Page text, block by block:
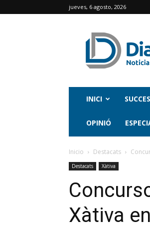
jueves, 6 agosto, 2026
INICI
OPINIÓ
Inicio Destacats
Destacats Xàtiva
Xàtiva